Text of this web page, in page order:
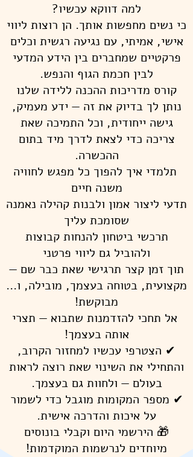
למה דווקא עכשיו?
כי נשים מחפשות אותך. הן רוצות ליווי
אישי, אמיתי, עם נגיעה רגשית וכלים
פרקטיים שמחברים בין הידע המדעי
לבין חכמת הגוף והנפש.
קורס מדריכות ההכנה ללידה שלנו
נותן לך בדיוק את זה — ידע מעמיק,
גישה ייחודית, וכל התמיכה שאת
צריכה כדי לצאת לדרך מיד בתום
ההכשרה.
תלמדי איך להפוך כל מפגש לחוויה
משנה חיים
תדעי ליצור אמון ולבנות קהילה נאמנה
שסומכת עליך
תרכשי ביטחון להנחות קבוצות
ולהוביל גם ליווי פרטני
תוך זמן קצר תרגישי שאת כבר שם —
מקצועית, בטוחה בעצמך, מובילה, ו...
מבוקשת!
אל תחכי להזדמנות שתבוא — תצרי
אותה בעצמך!
✔ הצטרפי עכשיו למחזור הקרוב,
והתחילי את השינוי שאת רוצה לראות
בעולם — ולחוות גם בעצמך.
✔ מספר המקומות מוגבל כדי לשמור
על איכות והדרכה אישית.
🎁 הירשמי היום וקבלי בונוסים
מיוחדים לנרשמות המוקדמות!